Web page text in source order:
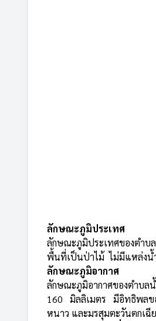
ลักษณะภูมิประเทศ
ลักษณะภูมิประเทศของตำ
พื้นที่เป็นป่าไม้ ไม่มีแหล่งน้
ลักษณะภูมิอากาศ
ลักษณะภูมิอากาศของตำบล
160 มิลลิเมตร มีอิทธิพลข
หนาว และมรสุมตะวันตกเ